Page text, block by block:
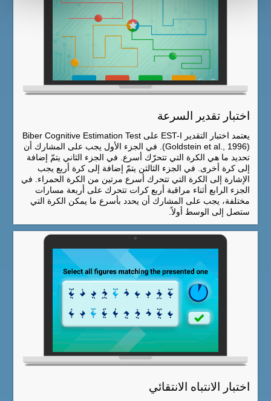
اختبار تقدير السرعة
يعتمد اختبار التقدير EST-I على Biber Cognitive Estimation Test
(Goldstein et al., 1996). في الجزء الأول يجب على المشارك أن
تحديد ما هي الكرة التي تتحرّك أسرع. في الجزء الثاني يتمّ إضافة
إلى كرة أخرى. في الجزء الثالثن يتمّ إضافة إلى كرة أربع يجب
الإشارة إلى الكرة التي تتحرك أسرع مرتين من الكرة الحمراء. في
الجزء الرابع أثناء مراقبة أربع كرات تتحرك على أربعة مسارات
مختلفة، يجب على المشارك أن يحدد بأسرع ما يمكن الكرة التي
ستصل إلى الوسط أولاً.
اختبار الانتباه الانتقائي